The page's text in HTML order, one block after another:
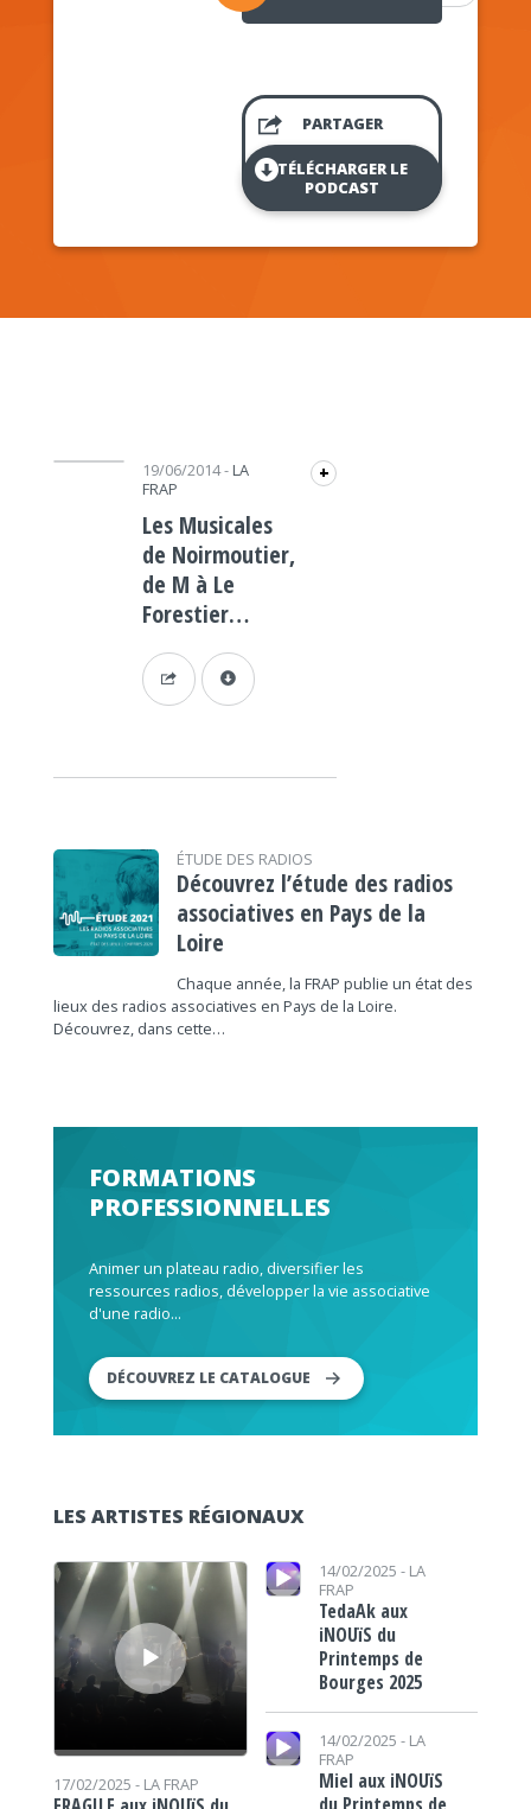
PARTAGER
TÉLÉCHARGER LE
PODCAST
Lecteur audio 19/06/2014- LA
FRAP
+
Les Musicales
de Noirmoutier,
de M à Le
Forestier…
ÉTUDE DES RADIOS
Découvrez l’étude des radios
associatives en Pays de la
Loire
Chaque année, la FRAP publie un état des
lieux des radios associatives en Pays de la Loire.
Découvrez, dans cette…
FORMATIONS
PROFESSIONNELLES
Animer un plateau radio, diversifier les
ressources radios, développer la vie associative
d'une radio...
DÉCOUVREZ LE CATALOGUE
LES ARTISTES RÉGIONAUX
Lecteur audio
17/02/2025 - LA FRAP
Lecteur audio 14/02/2025 - LA
FRAP
TedaAk aux
iNOUïS du
Printemps de
Bourges 2025
Lecteur audio
14/02/2025 - LA
FRAP
Miel aux iNOUïS